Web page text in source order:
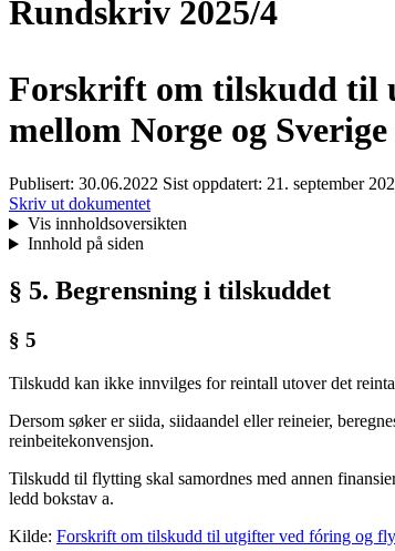
Rundskriv 2025/4
Forskrift om tilskudd til
mellom Norge og
Publisert: 30.06.2022 Sist oppdatert: 21. september
Skriv ut dokumentet
Vis innholdsoversikten
Innhold på siden
§ 5. Begrensning i tilskuddet
§ 5
Tilskudd kan ikke innvilges for reintall utover det
Dersom søker er siida, siidaandel eller reineier,
reinbeitekonvensjon.
Tilskudd til flytting skal samordnes med annen
ledd bokstav a.
Kilde: Forskrift om tilskudd til utgifter ved fóring og